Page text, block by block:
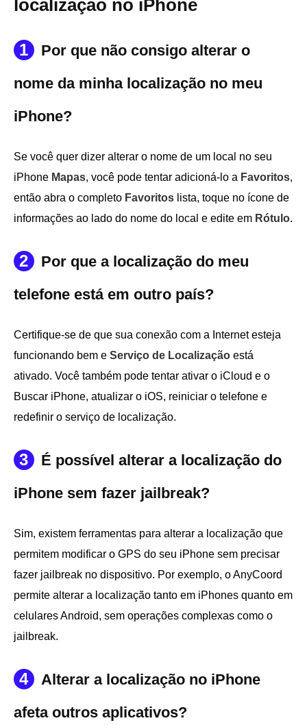
localização no iPhone
1
Por que não consigo alterar o
nome da minha localização no meu
iPhone?
Se você quer dizer alterar o nome de um local no seu
iPhone Mapas, você pode tentar adicioná-lo a Favoritos,
então abra o completo Favoritos lista, toque no ícone de
informações ao lado do nome do local e edite em Rótulo.
2
Por que a localização do meu
telefone está em outro país?
Certifique-se de que sua conexão com a Internet esteja
funcionando bem e Serviço de Localização está
ativado. Você também pode tentar ativar o iCloud e o
Buscar iPhone, atualizar o iOS, reiniciar o telefone e
redefinir o serviço de localização.
3
É possível alterar a localização do
iPhone sem fazer jailbreak?
Sim, existem ferramentas para alterar a localização que
permitem modificar o GPS do seu iPhone sem precisar
fazer jailbreak no dispositivo. Por exemplo, o AnyCoord
permite alterar a localização tanto em iPhones quanto em
celulares Android, sem operações complexas como o
jailbreak.
4
Alterar a localização no iPhone
afeta outros aplicativos?